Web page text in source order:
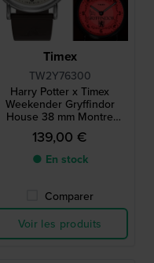
Timex
TW2Y76300
Harry Potter x Timex
Weekender Gryffindor
House 38 mm Montre
d'édition spéciale avec 1
des 4 maisons en guise de
rétroéclairage
139,00 €
● En stock
Comparer
Voir les produits